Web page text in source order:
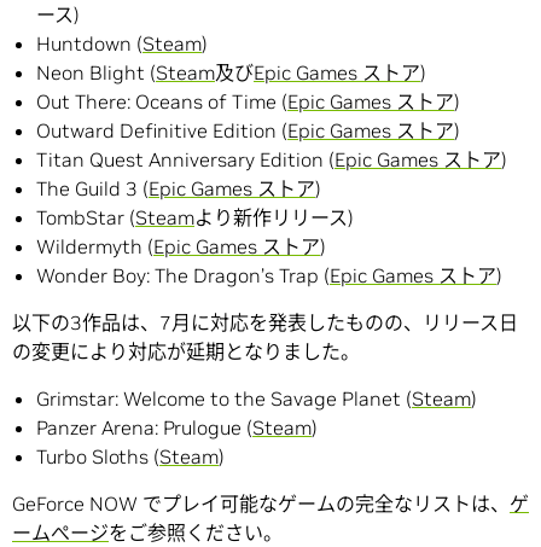
ース)
Huntdown (Steam)
Neon Blight (Steam及びEpic Games ストア)
Out There: Oceans of Time (Epic Games ストア)
Outward Definitive Edition (Epic Games ストア)
Titan Quest Anniversary Edition (Epic Games ストア)
The Guild 3 (Epic Games ストア)
TombStar (Steamより新作リリース)
Wildermyth (Epic Games ストア)
Wonder Boy: The Dragon’s Trap (Epic Games ストア)
以下の3作品は、7月に対応を発表したものの、リリース日
の変更により対応が延期となりました。
Grimstar: Welcome to the Savage Planet (Steam)
Panzer Arena: Prulogue (Steam)
Turbo Sloths (Steam)
GeForce NOW でプレイ可能なゲームの完全なリストは、 ゲ
ームぺージをご参照ください。